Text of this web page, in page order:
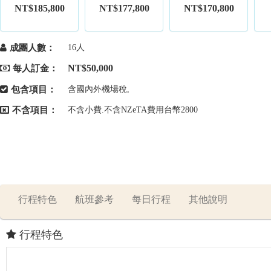
NT$185,800 NT$177,800 NT$170,800
成團人數： 16人
每人訂金： NT$50,000
包含項目： 含國內外機場稅,
不含項目： 不含小費.不含NZeTA費用台幣2800
行程特色 航班參考 每日行程 其他說明
行程特色